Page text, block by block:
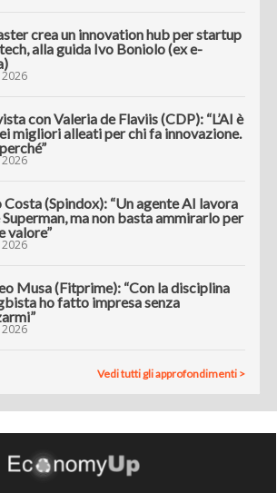
crea un innovation hub per startup
alla guida Ivo Boniolo (ex e-
con Valeria de Flaviis (CDP): “L’AI è
migliori alleati per chi fa innovazione.
2026
Costa (Spindox): “Un agente AI lavora
ma non basta ammirarlo per
valore”
2026
Musa (Fitprime): “Con la disciplina
ho fatto impresa senza
2026
Vedi tutti gli approfondimenti >